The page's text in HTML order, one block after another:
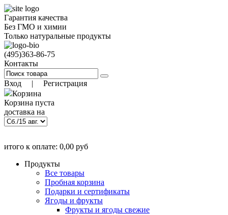
Гарантия качества
Без ГМО и химии
Только натуральные продукты
(495)363-86-75
Контакты
Вход | Регистрация
Корзина
Корзина пуста
доставка на
Позиций:0
итого к оплате: 0,00 руб
Продукты
Все товары
Пробная корзина
Подарки и сертификаты
Ягоды и фрукты
Фрукты и ягоды свежие